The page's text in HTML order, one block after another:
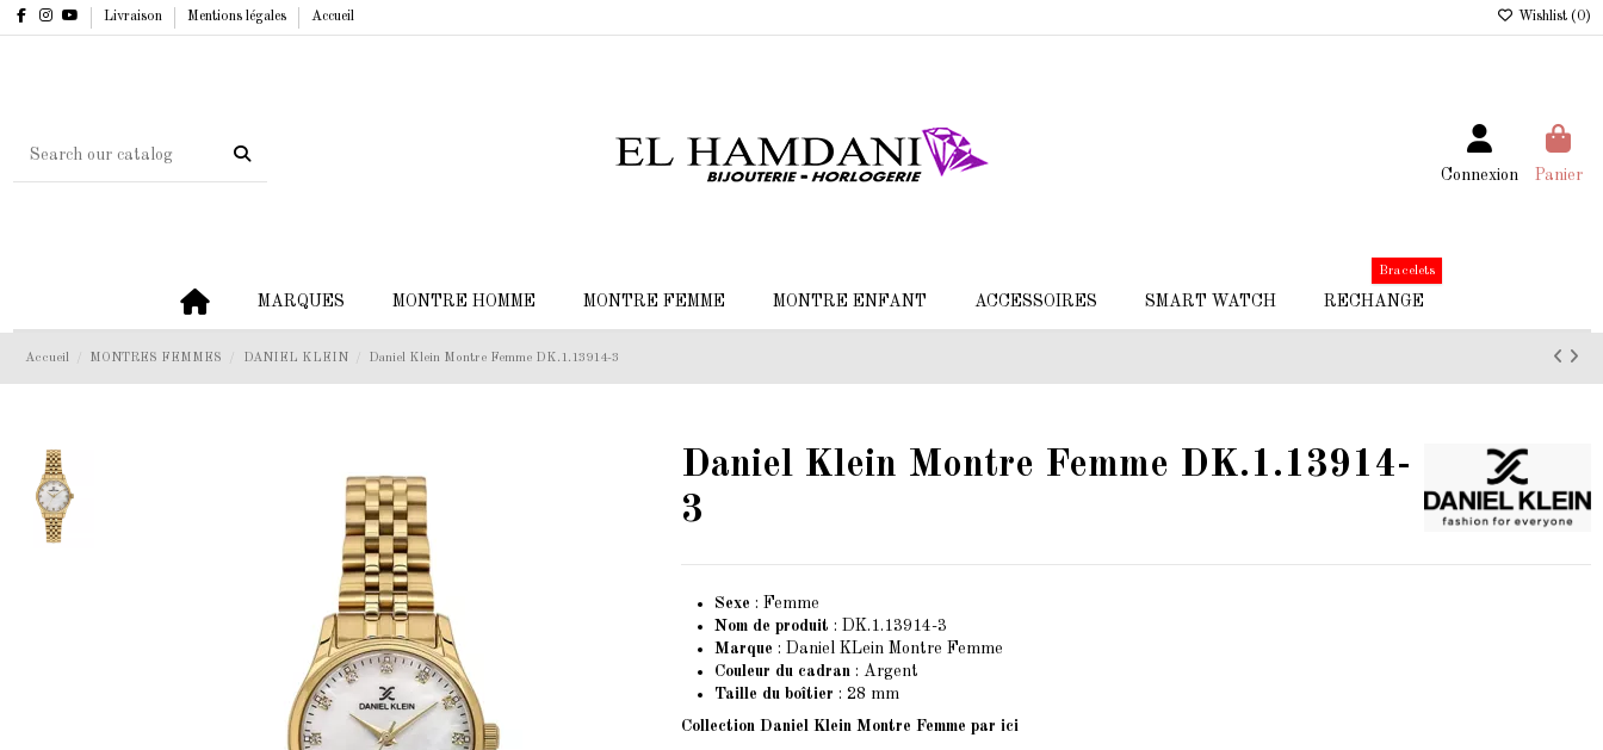
Livraison Mentions légales Accueil Wishlist (0)
Connexion Panier
MARQUES MONTRE HOMME MONTRE FEMME MONTRE ENFANT ACCESSOIRES SMART WATCH RECHANGE
Bracelets
Accueil MONTRES FEMMES DANIEL KLEIN Daniel Klein Montre Femme DK.1.13914-3
Daniel Klein Montre Femme DK.1.13914-
3
Sexe : Femme
Nom de produit : DK.1.13914-3
Marque : Daniel KLein Montre Femme
Couleur du cadran: Argent
Taille du boîtier : 28 mm
Collection Daniel Klein Montre Femme par ici